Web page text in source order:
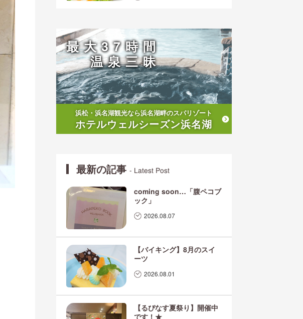
最大37時間
温泉三昧
浜松・浜名湖観光なら浜名湖畔のスパリゾート
ホテルウェルシーズン浜名湖
最新の記事- Latest Post
coming soon…「腹ペコブ
ック」
2026.08.07
【バイキング】8月のスイ
ーツ
2026.08.01
【るぴなす夏祭り】開催中
です！★